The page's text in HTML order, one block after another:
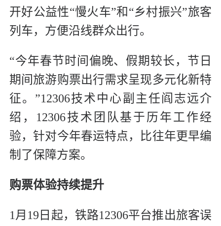
开好公益性“慢火车”和“乡村振兴”旅客
列车，方便沿线群众出行。
“今年春节时间偏晚、假期较长，节日
期间旅游购票出行需求呈现多元化新特
征。”12306技术中心副主任阎志远介
绍，12306技术团队基于历年工作经
验，针对今年春运特点，比往年更早编
制了保障方案。
购票体验持续提升
1月19日起，铁路12306平台推出旅客误